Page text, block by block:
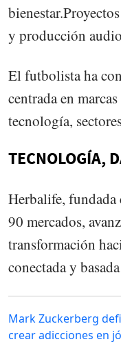
y producción
El futbolista ha
centrada en
tecnología,
TECNOLOGÍA,
Herbalife, fundada
90 mercados,
transformación
conectada y
Mark Zuckerberg
crear adicciones en